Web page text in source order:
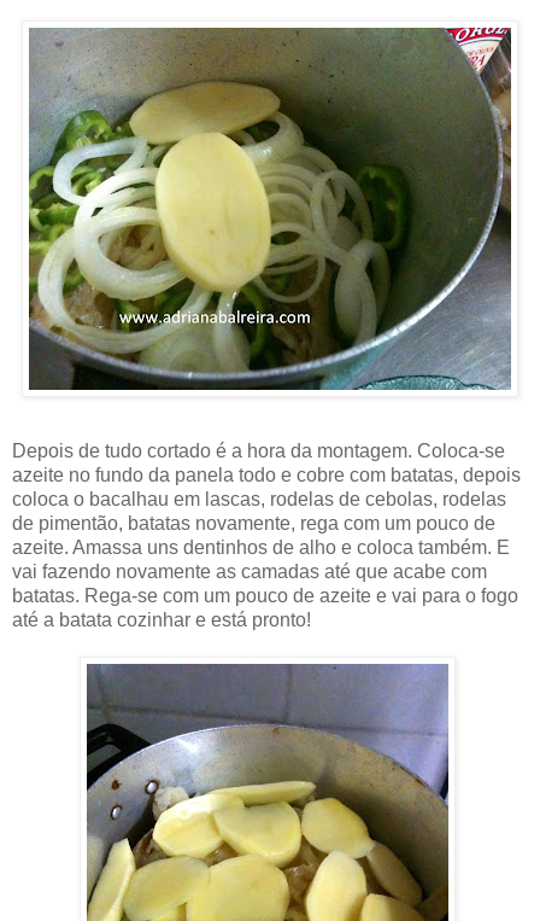
Depois de tudo cortado é a hora da montagem. Coloca-se
azeite no fundo da panela todo e cobre com batatas, depois
coloca o bacalhau em lascas, rodelas de cebolas, rodelas
de pimentão, batatas novamente, rega com um pouco de
azeite. Amassa uns dentinhos de alho e coloca também. E
vai fazendo novamente as camadas até que acabe com
batatas. Rega-se com um pouco de azeite e vai para o fogo
até a batata cozinhar e está pronto!